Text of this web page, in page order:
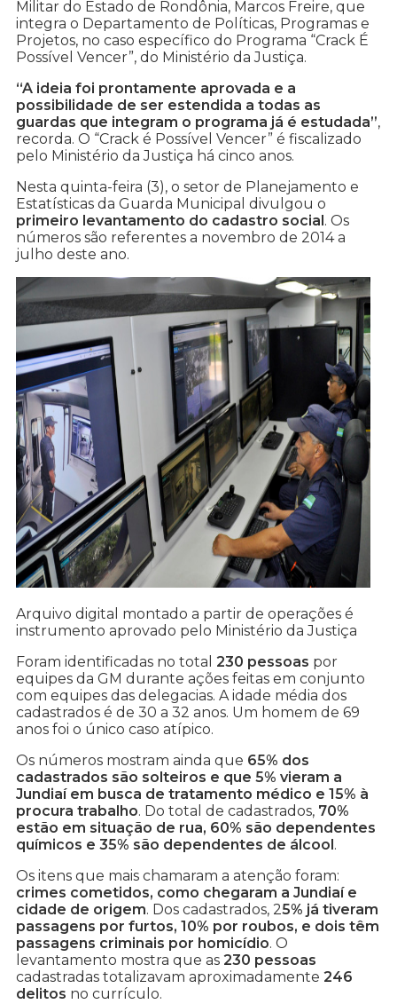
Militar do Estado de Rondônia, Marcos Freire, que
integra o Departamento de Políticas, Programas e
Projetos, no caso específico do Programa “Crack É
Possível Vencer”, do Ministério da Justiça.
“A ideia foi prontamente aprovada e a
possibilidade de ser estendida a todas as
guardas que integram o programa já é estudada”,
recorda. O “Crack é Possível Vencer” é fiscalizado
pelo Ministério da Justiça há cinco anos.
Nesta quinta-feira (3), o setor de Planejamento e
Estatísticas da Guarda Municipal divulgou o
primeiro levantamento do cadastro social. Os
números são referentes a novembro de 2014 a
julho deste ano.
Arquivo digital montado a partir de operações é
instrumento aprovado pelo Ministério da Justiça
Foram identificadas no total 230 pessoas por
equipes da GM durante ações feitas em conjunto
com equipes das delegacias. A idade média dos
cadastrados é de 30 a 32 anos. Um homem de 69
anos foi o único caso atípico.
Os números mostram ainda que 65% dos
cadastrados são solteiros e que 5% vieram a
Jundiaí em busca de tratamento médico e 15% à
procura trabalho. Do total de cadastrados, 70%
estão em situação de rua, 60% são dependentes
químicos e 35% são dependentes de álcool.
Os itens que mais chamaram a atenção foram:
crimes cometidos, como chegaram a Jundiaí e
cidade de origem. Dos cadastrados, 25% já tiveram
passagens por furtos, 10% por roubos, e dois têm
passagens criminais por homicídio. O
levantamento mostra que as 230 pessoas
cadastradas totalizavam aproximadamente 246
delitos no currículo.